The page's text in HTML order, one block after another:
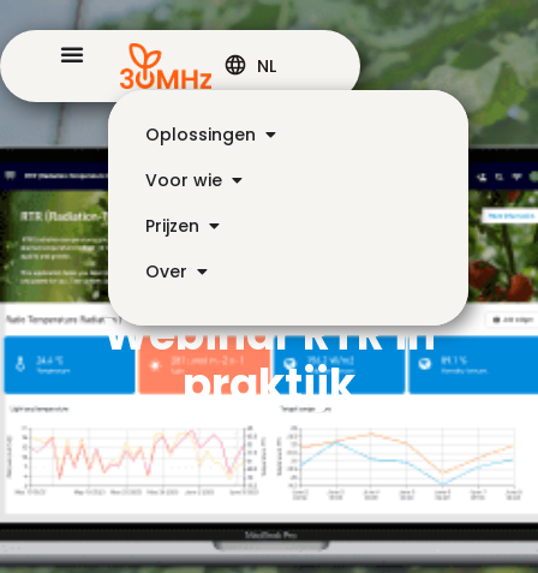
Oplossingen
Voor wie
Prijzen
Over
NL
Webinar RTR in
praktijk